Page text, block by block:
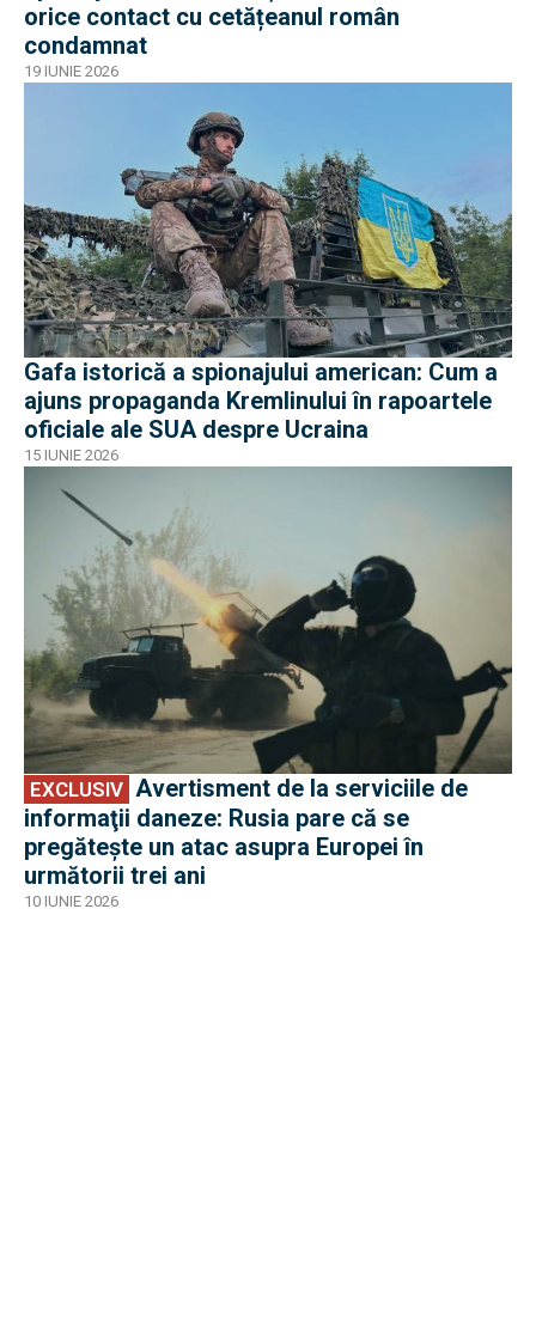
orice contact cu cetățeanul român
condamnat
19 IUNIE 2026
Gafa istorică a spionajului american: Cum a
ajuns propaganda Kremlinului în rapoartele
oficiale ale SUA despre Ucraina
15 IUNIE 2026
EXCLUSIV
EXCLUSIV
informaţii daneze: Rusia pare că se
pregătește un atac asupra Europei în
următorii trei ani
10 IUNIE 2026